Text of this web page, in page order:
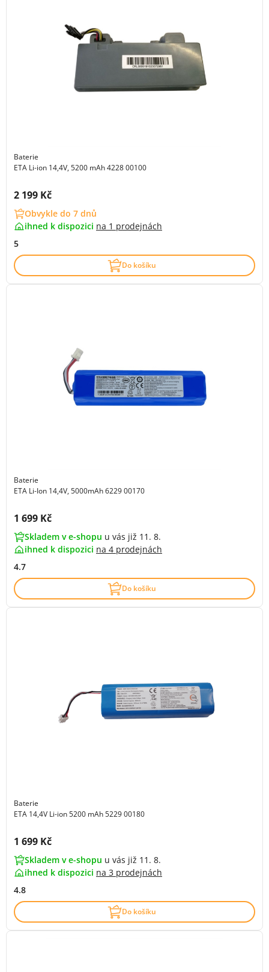
Baterie
ETA Li-ion 14,4V, 5200 mAh 4228 00100
Cena s DPH:
2 199 Kč
Obvykle do 7 dnů
ihned k dispozici na 1 prodejnách
5
Do košíku
Baterie
ETA Li-Ion 14,4V, 5000mAh 6229 00170
Cena s DPH:
1 699 Kč
Skladem v e-shopu u vás již 11. 8.
ihned k dispozici na 4 prodejnách
4.7
Do košíku
Baterie
ETA 14,4V Li-ion 5200 mAh 5229 00180
Cena s DPH:
1 699 Kč
Skladem v e-shopu u vás již 11. 8.
ihned k dispozici na 3 prodejnách
4.8
Do košíku